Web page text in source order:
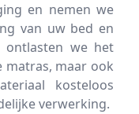
en nemen we
van uw bed en
ontlasten we het
matras, maar ook
kosteloos
verwerking.